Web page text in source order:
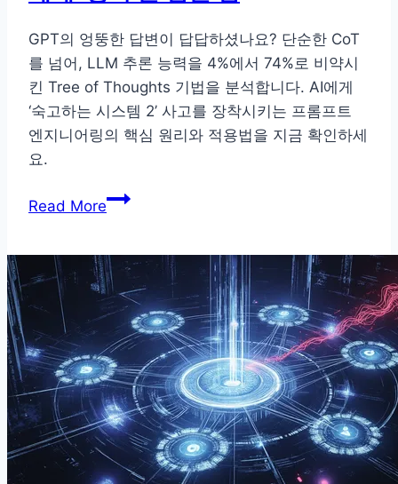
엔
지
니
어
링
템
릿
GPT의 엉뚱한 답변이 답답하셨나요? 단순한 CoT
를 넘어, LLM 추론 능력을 4%에서 74%로 비약시
킨 Tree of Thoughts 기법을 분석합니다. AI에게
‘숙고하는 시스템 2’ 사고를 장착시키는 프롬프트
엔지니어링의 핵심 원리와 적용법을 지금 확인하세
요.
Read MoreTree
완
벽
분
석:AI
에
게
‘생
각’을
심